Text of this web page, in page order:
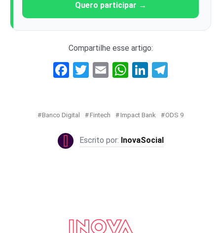
Quero participar →
Compartilhe esse artigo:
Facebook
Twitter
EmailWhatsApp
LinkedIn
Banco Digital Fintech Impact Bank ODS 9
InovaSocial